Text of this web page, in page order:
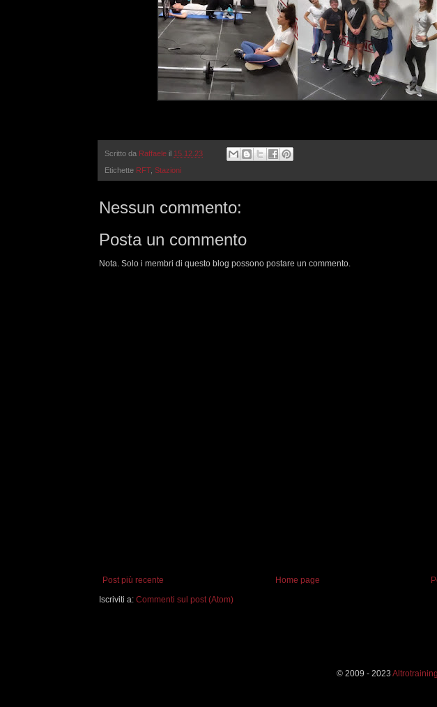
Scritto da Raffaele il 15.12.23
Etichette RFT, Stazioni
Nessun commento:
Posta un commento
Nota. Solo i membri di questo blog possono postare un commento.
Post più recente
Home page
Iscriviti a: Commenti sul post (Atom)
© 2009 - 2023 Altrotraining